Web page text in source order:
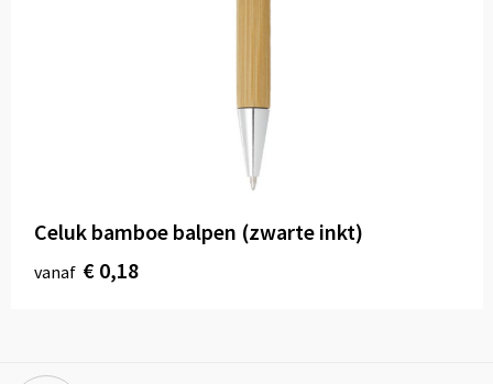
Celuk bamboe balpen (zwarte inkt)
vanaf € 0,18